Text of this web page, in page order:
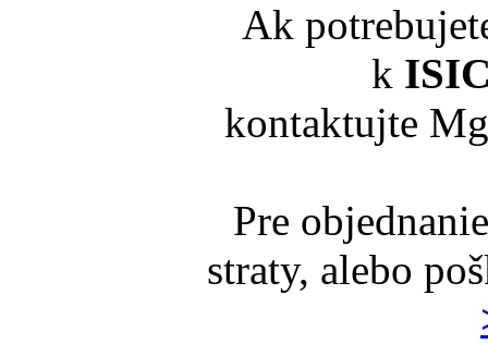
Ak
k
kontaktujte
Pre
straty, alebo